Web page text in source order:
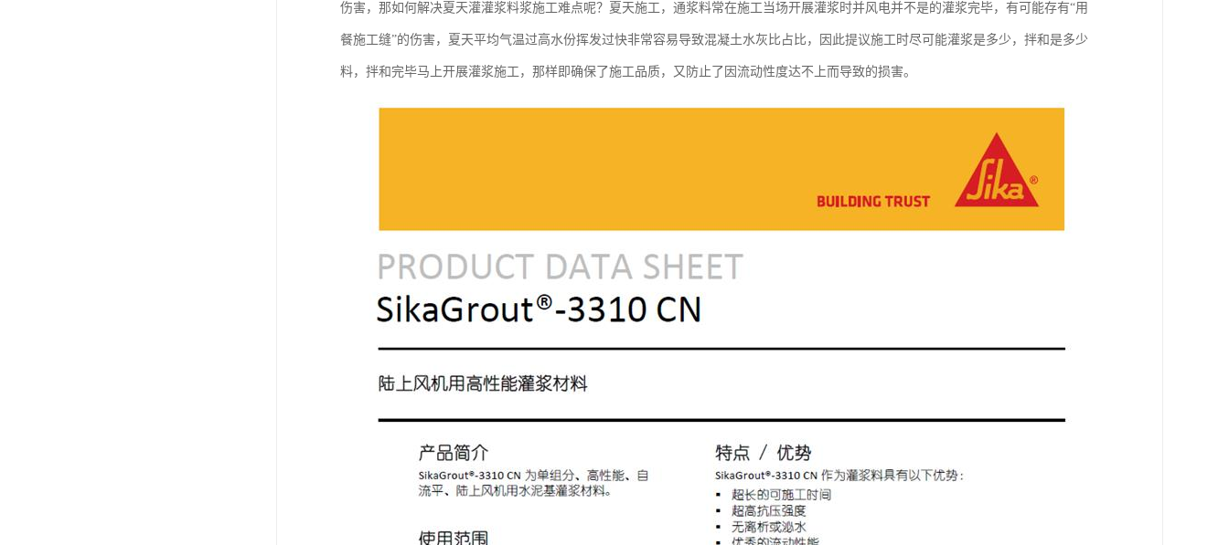
伤害，那如何解决夏天灌灌浆料浆施工难点呢？夏天施工，通浆料常在施工当场开展灌浆时并风电并不是的灌浆完毕，有可能存有“用
餐施工缝”的伤害，夏天平均气温过高水份挥发过快非常容易导致混凝土水灰比占比，因此提议施工时尽可能灌浆是多少，拌和是多少
料，拌和完毕马上开展灌浆施工，那样即确保了施工品质，又防止了因流动性度达不上而导致的损害。